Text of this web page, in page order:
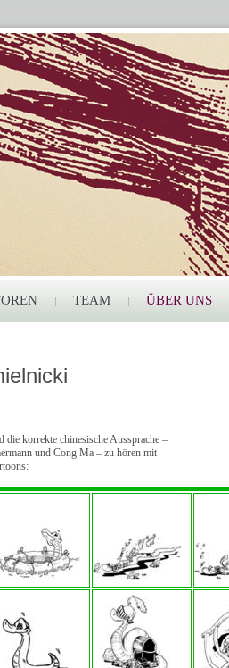
TEAM ÜBER UNS
die korrekte chinesische Aussprache –
und Cong Ma – zu hören mit